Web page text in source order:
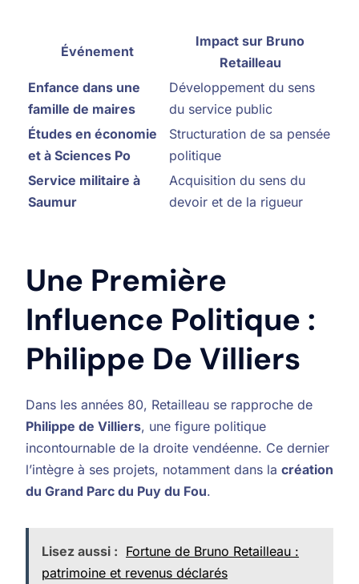
Événement
Impact sur Bruno
Retailleau
Enfance dans une
famille de maires
Développement du sens
du service public
Études en économie
et à Sciences Po
Structuration de sa pensée
politique
Service militaire à
Saumur
Acquisition du sens du
devoir et de la rigueur
Une Première
Influence Politique :
Philippe De Villiers
Dans les années 80, Retailleau se rapproche de
Philippe de Villiers, une figure politique
incontournable de la droite vendéenne. Ce dernier
l’intègre à ses projets, notamment dans la création
du Grand Parc du Puy du Fou.
Lisez aussi : Fortune de Bruno Retailleau :
patrimoine et revenus déclarés